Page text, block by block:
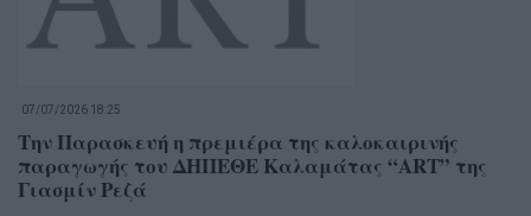
07/07/2026 18:25
Την Παρασκευή η πρεμιέρα της καλοκαιρινής
παραγωγής του ΔΗΠΕΘΕ Καλαμάτας “ART” της
Γιασμίν Ρεζά